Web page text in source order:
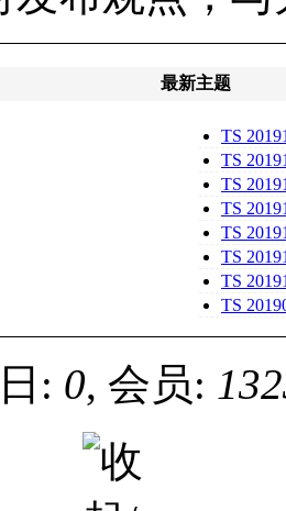
最新主题
TS
歌謡祭
TS
【ラグビ
TS
レビにほ
TS
【放送
TS
「NEWS
TS
人
TS
【潜入「
TS
: 0, 会员: